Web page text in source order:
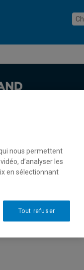
nous permettent
d’analyser les
en sélectionnant
Tout refuser